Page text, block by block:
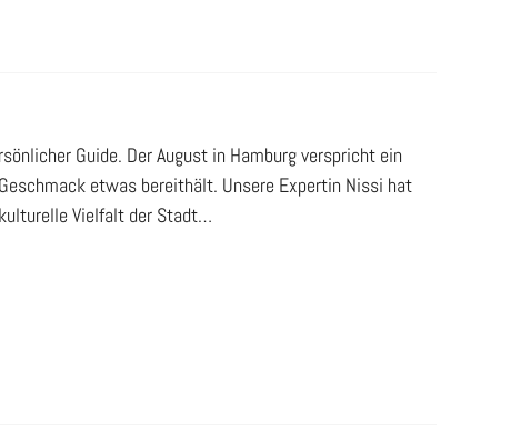
Guide. Der August in Hamburg verspricht ein
etwas bereithält. Unsere Expertin Nissi hat
Vielfalt der Stadt…